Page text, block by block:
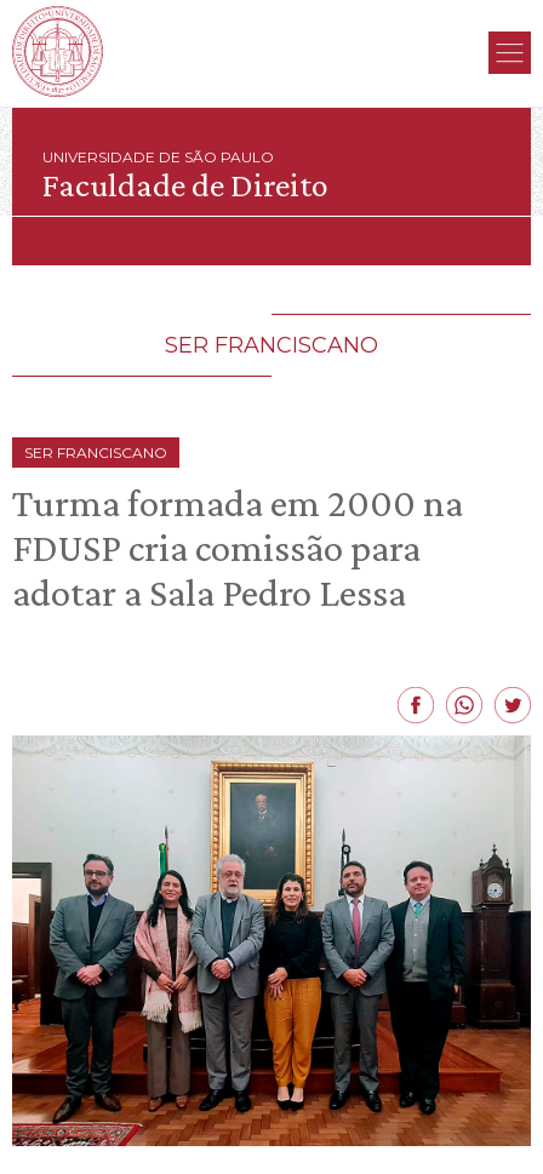
UNIVERSIDADE DE SÃO PAULO
Faculdade de Direito
SER FRANCISCANO
SER FRANCISCANO
Turma formada em 2000 na
FDUSP cria comissão para
adotar a Sala Pedro Lessa